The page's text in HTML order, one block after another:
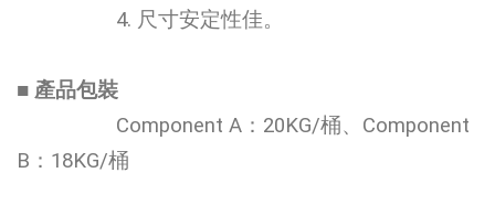
4. 尺寸安定性佳。
■ 產品包裝
Component A：20KG/桶、Component
B：18KG/桶